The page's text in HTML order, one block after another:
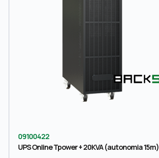
09100422
UPS Online Tpower + 20KVA (autonomia 15m)